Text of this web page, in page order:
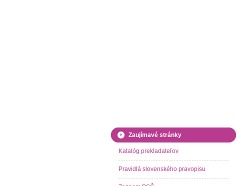
Zaujímavé stránky
Katalóg prekladateľov
Pravidlá slovenského pravopisu